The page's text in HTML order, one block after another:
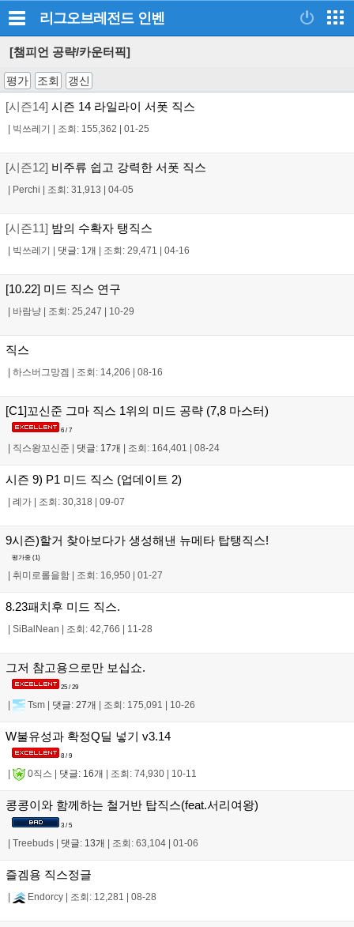
리그오브레전드 인벤
[챔피언 공략/카운터픽]
평가 조회 갱신
[시즌14] 시즌 14 라일라이 서폿 직스
빅쓰레기 조회: 155,362 01-25
[시즌12] 비주류 쉽고 강력한 서폿 직스
Perchi 조회: 31,913 04-05
[시즌11] 밤의 수확자 탱직스
빅쓰레기 댓글: 1개 조회: 29,471 04-16
[10.22] 미드 직스 연구
바람냥 조회: 25,247 10-29
직스
하스버그망겜 조회: 14,206 08-16
[C1]꼬신준 그마 직스 1위의 미드 공략 (7,8 마스터)
6 / 7
직스왕꼬신준 댓글: 17개 조회: 164,401 08-24
시즌 9) P1 미드 직스 (업데이트 2)
례가 조회: 30,318 09-07
9시즌)할거 찾아보다가 생성해낸 뉴메타 탑탱직스!
평가중 (1)
| 취미로롤을함 | 조회: 16,950 | 01-27
8.23패치후 미드 직스.
| SiBalNean | 조회: 42,766 | 11-28
그저 참고용으로만 보십쇼.
25 / 29
Tsm 댓글: 27개 조회: 175,091 10-26
W불유성과 확정Q딜 넣기 v3.14
8 / 9
0직스 댓글: 16개 조회: 74,930 10-11
콩콩이와 함께하는 철거반 탑직스(feat.서리여왕)
3 / 5
| Treebuds | 댓글: 13개 | 조회: 63,104 | 01-06
즐겜용 직스정글
| Endorcy | 조회: 12,281 | 08-28